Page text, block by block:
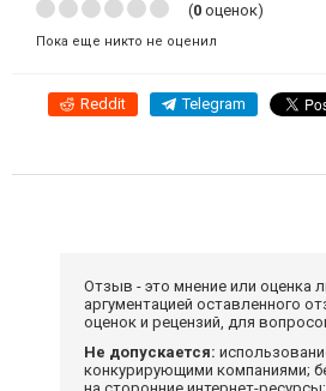
(0 оценок)
Пока еще никто не оценил
Reddit Telegram
Отзыв - это мнение или оценка
аргументацией оставленного
оценок и рецензий, для
Не допускается:
конкурирующими компаниями;